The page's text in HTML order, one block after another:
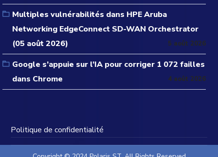
Multiples vulnérabilités dans HPE Aruba
Networking EdgeConnect SD-WAN Orchestrator
(05 août 2026)
5 août 2026
Google s’appuie sur l’IA pour corriger 1 072 failles
dans Chrome
4 août 2026
Politique de confidentialité